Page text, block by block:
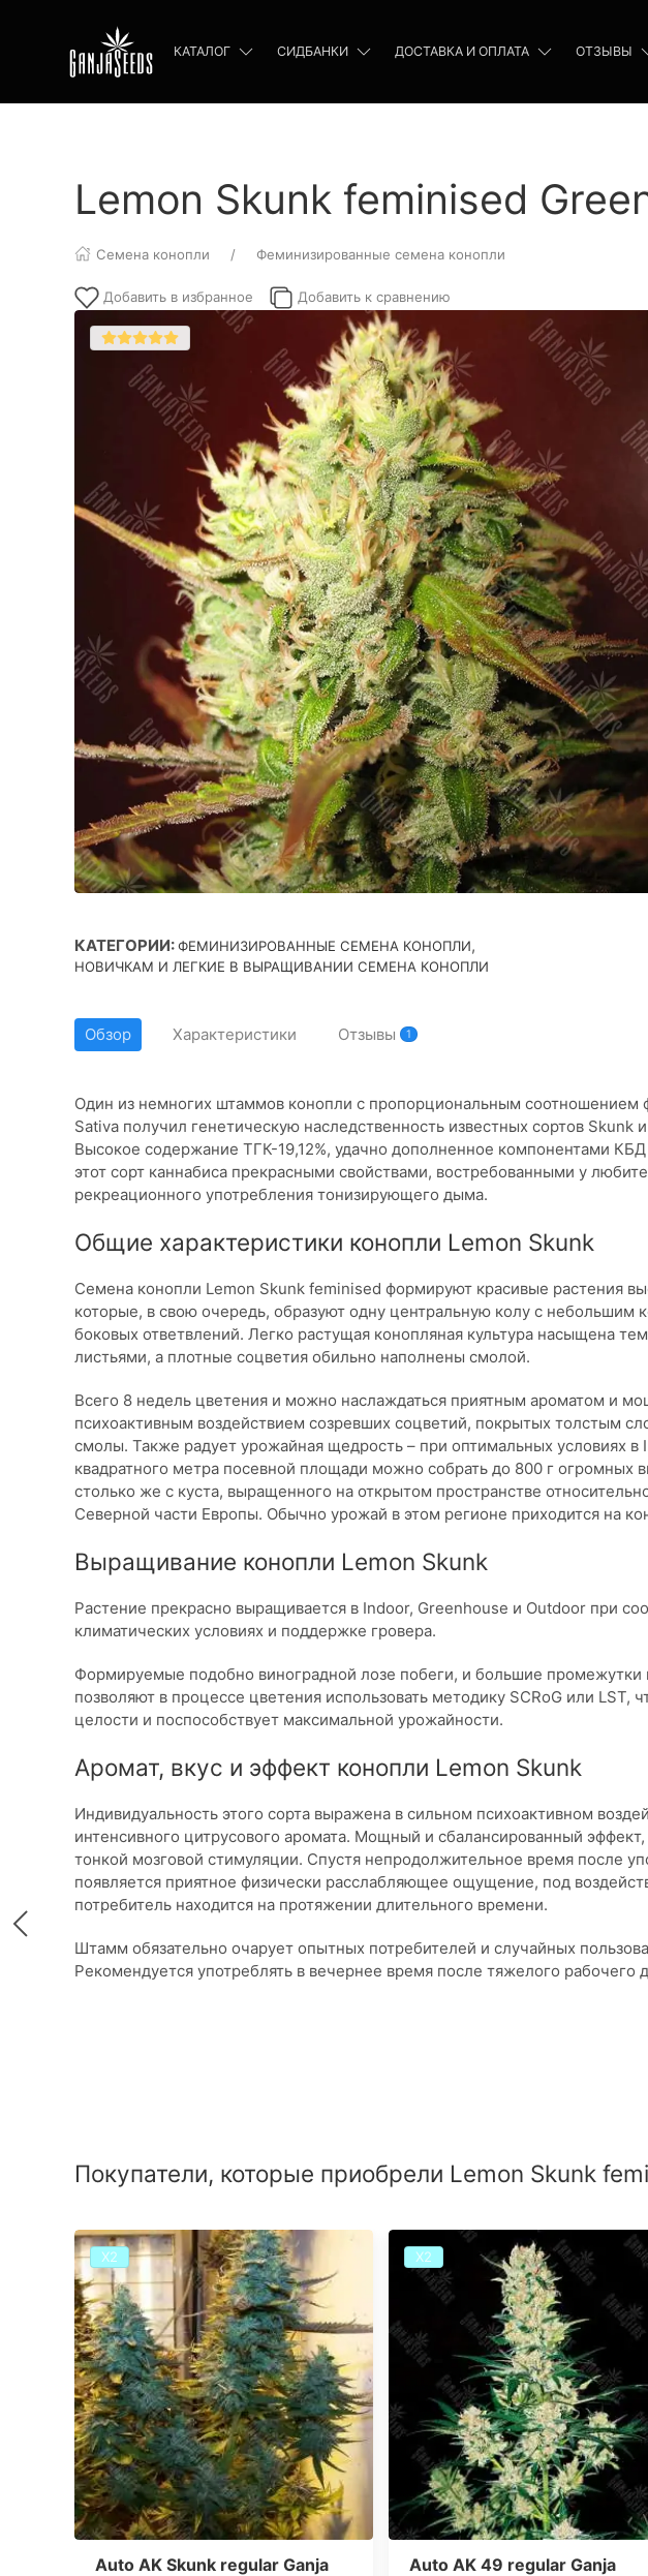
КАТАЛОГ СИДБАНКИ ДОСТАВКА И ОПЛАТА ОТЗЫВЫ
Lemon Skunk feminised
Семена конопли Феминизированные семена конопли
Добавить в избранное Добавить к сравнению
КАТЕГОРИИ:ФЕМИНИЗИРОВАННЫЕ СЕМЕНА КОНОПЛИ,
НОВИЧКАМ И ЛЕГКИЕ В ВЫРАЩИВАНИИ СЕМЕНА КОНОПЛИ
Обзор Характеристики Отзывы 1
Один из немногих штаммов конопли с пропорциональным соотношением
Sativa получил генетическую наследственность известных сортов Skunk
Высокое содержание ТГК-19,12%, удачно дополненное компонентами
этот сорт каннабиса прекрасными свойствами, востребованными у
рекреационного употребления тонизирующего дыма.
Общие характеристики конопли Lemon Skunk
Семена конопли Lemon Skunk feminised формируют красивые растения
которые, в свою очередь, образуют одну центральную колу с небольшим
боковых ответвлений. Легко растущая конопляная культура насыщена
листьями, а плотные соцветия обильно наполнены смолой.
Всего 8 недель цветения и можно наслаждаться приятным ароматом и
психоактивным воздействием созревших соцветий, покрытых толстым
смолы. Также радует урожайная щедрость – при оптимальных условиях в
квадратного метра посевной площади можно собрать до 800 г огромных
столько же с куста, выращенного на открытом пространстве
Северной части Европы. Обычно урожай в этом регионе приходится на
Выращивание конопли Lemon Skunk
Растение прекрасно выращивается в Indoor, Greenhouse и Outdoor при
климатических условиях и поддержке гровера.
Формируемые подобно виноградной лозе побеги, и большие промежутки
позволяют в процессе цветения использовать методику SCRoG или LST,
целости и поспособствует максимальной урожайности.
Аромат, вкус и эффект конопли Lemon Skunk
Индивидуальность этого сорта выражена в сильном психоактивном
интенсивного цитрусового аромата. Мощный и сбалансированный эффект,
тонкой мозговой стимуляции. Спустя непродолжительное время после
появляется приятное физически расслабляющее ощущение, под
потребитель находится на протяжении длительного времени.
Штамм обязательно очарует опытных потребителей и случайных
Рекомендуется употреблять в вечернее время после тяжелого рабочего
Покупатели, которые приобрели Lemon Skunk
Х2
Auto AK Skunk regular Ganja
Х2
Auto AK 49 regular Ganja